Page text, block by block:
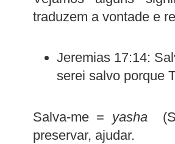
traduzem a vontade e
Jeremias 17:14:
serei salvo porque
Salva-me = yasha
preservar, ajudar.